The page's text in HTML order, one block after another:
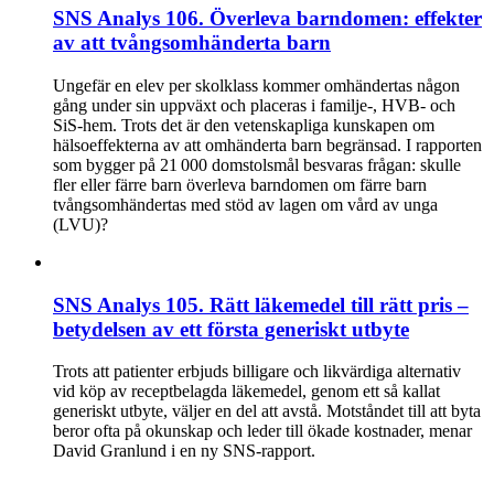
SNS Analys 106. Överleva barndomen: effekter
av att tvångsomhänderta barn
Ungefär en elev per skolklass kommer omhändertas någon
gång under sin uppväxt och placeras i familje-, HVB- och
SiS-hem. Trots det är den vetenskapliga kunskapen om
hälsoeffekterna av att omhänderta barn begränsad. I rapporten
som bygger på 21 000 domstolsmål besvaras frågan: skulle
fler eller färre barn överleva barndomen om färre barn
tvångsomhändertas med stöd av lagen om vård av unga
(LVU)?
SNS Analys 105. Rätt läkemedel till rätt pris –
betydelsen av ett första generiskt utbyte
Trots att patienter erbjuds billigare och likvärdiga alternativ
vid köp av receptbelagda läkemedel, genom ett så kallat
generiskt utbyte, väljer en del att avstå. Motståndet till att byta
beror ofta på okunskap och leder till ökade kostnader, menar
David Granlund i en ny SNS-rapport.